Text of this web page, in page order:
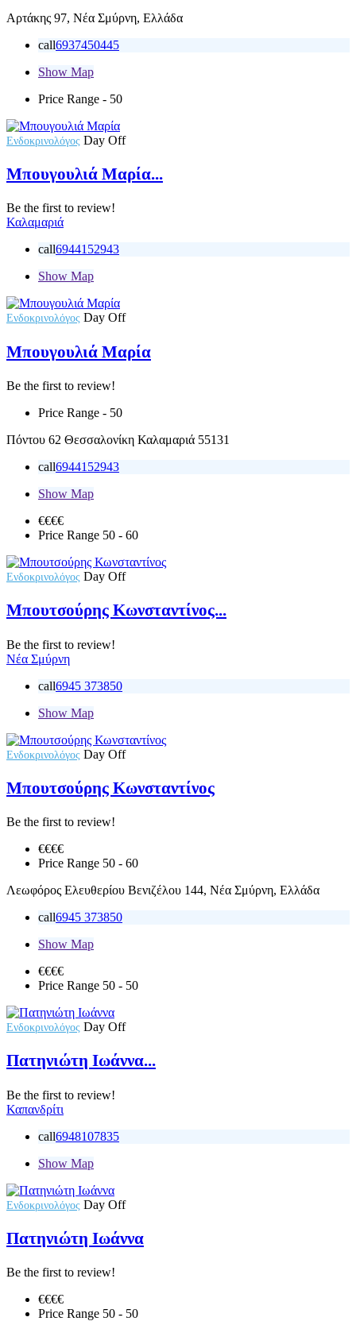
Αρτάκης 97, Νέα Σμύρνη, Ελλάδα
call6937450445
Show Map
Price Range - 50
Ενδοκρινολόγος Day Off
Μπουγουλιά Μαρία...
Be the first to review!
Καλαμαριά
call6944152943
Show Map
Ενδοκρινολόγος Day Off
Μπουγουλιά Μαρία
Be the first to review!
Price Range - 50
Πόντου 62 Θεσσαλονίκη Καλαμαριά 55131
call6944152943
Show Map
€€€€
Price Range 50 - 60
Ενδοκρινολόγος Day Off
Μπουτσούρης Κωνσταντίνος...
Be the first to review!
Νέα Σμύρνη
call6945 373850
Show Map
Ενδοκρινολόγος Day Off
Μπουτσούρης Κωνσταντίνος
Be the first to review!
€€€€
Price Range 50 - 60
Λεωφόρος Ελευθερίου Βενιζέλου 144, Νέα Σμύρνη, Ελλάδα
call6945 373850
Show Map
€€€€
Price Range 50 - 50
Ενδοκρινολόγος Day Off
Πατηνιώτη Ιωάννα...
Be the first to review!
Καπανδρίτι
call6948107835
Show Map
Ενδοκρινολόγος Day Off
Πατηνιώτη Ιωάννα
Be the first to review!
€€€€
Price Range 50 - 50